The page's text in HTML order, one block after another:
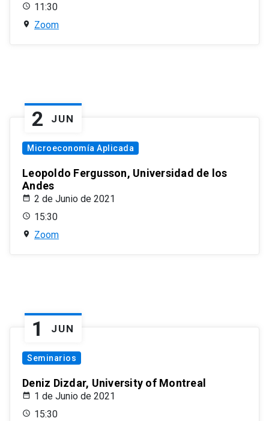
11:30
Zoom
2 JUN
Microeconomía Aplicada
Leopoldo Fergusson, Universidad de los
Andes
2 de Junio de 2021
15:30
Zoom
1 JUN
Seminarios
Deniz Dizdar, University of Montreal
1 de Junio de 2021
15:30